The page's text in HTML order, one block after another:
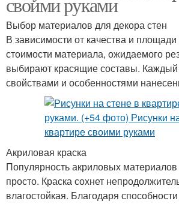
Выбор материалов для декора стен
В зависимости от качества и
стоимости материала, ожидаемого
выбирают красящие составы. Каждый
свойствами и особенностями
Акриловая краска
Популярность акриловых материалов
просто. Краска сохнет
влагостойкая. Благодаря